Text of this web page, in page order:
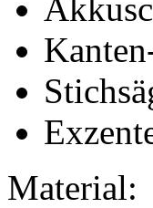
Material: